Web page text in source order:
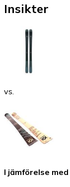
Insikter
vs.
I jämförelse med